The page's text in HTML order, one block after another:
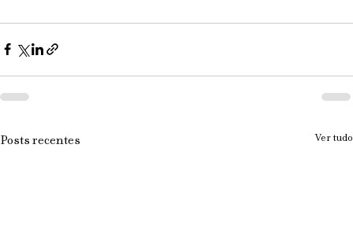
Posts recentes Ver tudo